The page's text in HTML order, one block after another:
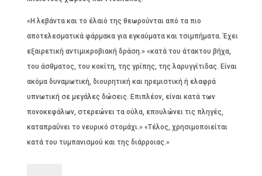
«Η λεβάντα και το έλαιό της θεωρούνται από τα πιο
αποτελεσματικά φάρμακα για εγκαύματα και τσιμπήματα. Έχει
εξαιρετική αντιμικροβιακή δράση.» «κατά του άτακτου βήχα,
του άσθματος, του κοκίτη, της γρίπης, της λαρυγγίτιδας. Είναι
ακόμα δυναμωτική, διουρητική και ηρεμιστική ή ελαφρά
υπνωτική σε μεγάλες δώσεις. Επιπλέον, είναι κατά των
πονοκεφάλων, στερεώνει τα ούλα, επουλώνει τις πληγές,
καταπραΰνει το νευρικό στομάχι.» «Τέλος, χρησιμοποιείται
κατά του τυμπανισμού και της διάρροιας.»